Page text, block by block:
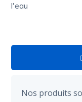
l'eau
Nos produits